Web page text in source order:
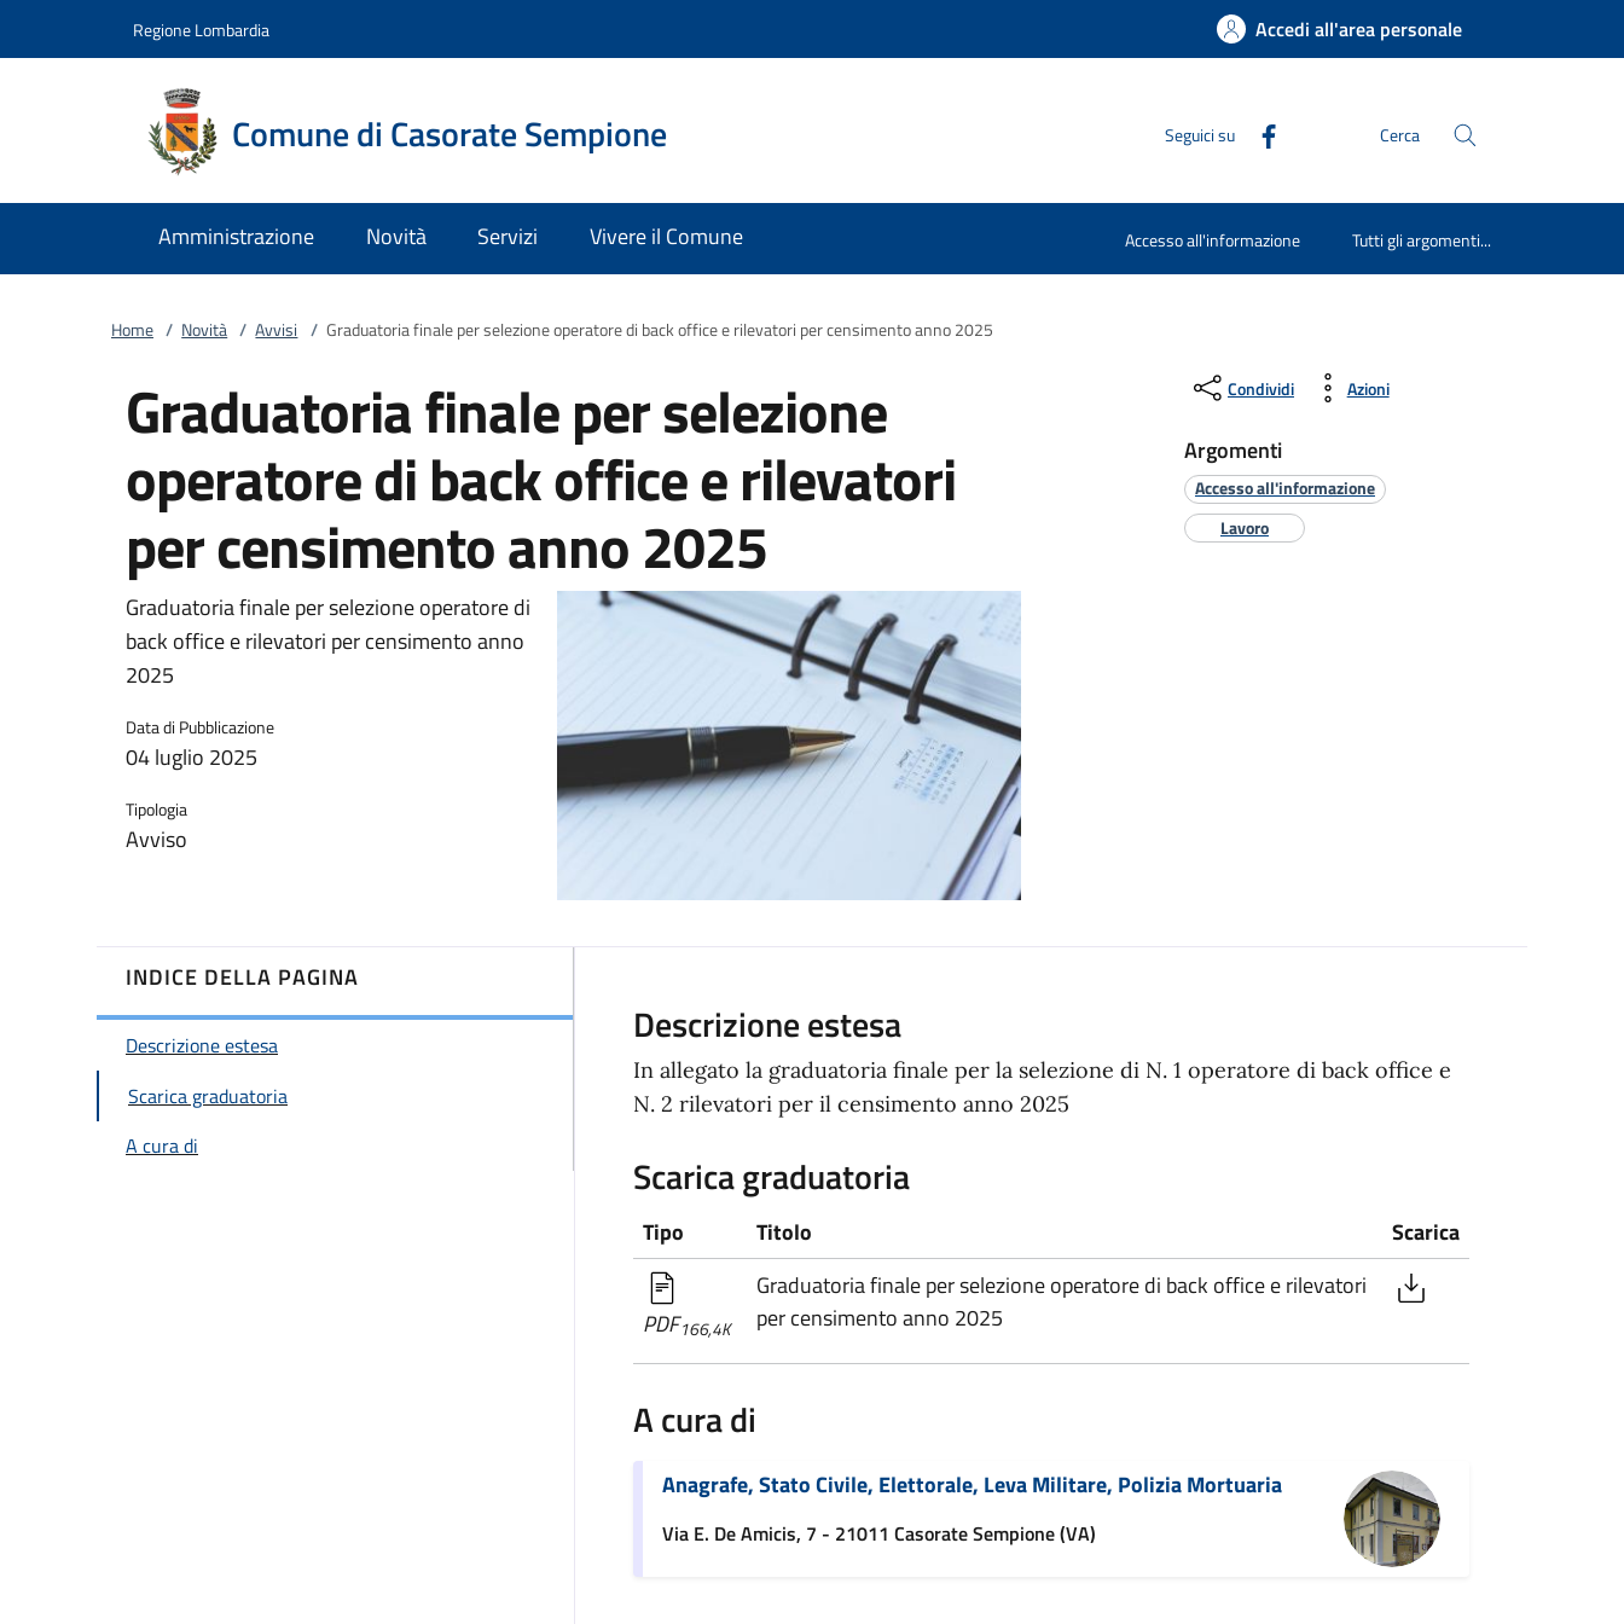
Regione Lombardia Accedi all'area personale
Comune di Casorate Sempione Seguici su Cerca
Amministrazione Novità Servizi Vivere il Comune Accesso all'informazione Tutti gli argomenti...
Home / Novità / Avvisi / Graduatoria finale per selezione operatore di back office e rilevatori per censimento anno 2025
Graduatoria finale per selezione
operatore di back office e rilevatori
per censimento anno 2025
Graduatoria finale per selezione operatore di
back office e rilevatori per censimento anno
2025
Data di Pubblicazione
04 luglio 2025
Tipologia
Avviso
Condividi Azioni
Argomenti
Accesso all'informazione
Lavoro
INDICE DELLA PAGINA
Descrizione estesa
Scarica graduatoria
A cura di
Descrizione estesa
In allegato la graduatoria finale per la selezione di N. 1 operatore di back office e
N. 2 rilevatori per il censimento anno 2025
Scarica graduatoria
Tipo Titolo Scarica
PDF166,4K
Graduatoria finale per selezione operatore di back office e rilevatori
per censimento anno 2025
A cura di
Anagrafe, Stato Civile, Elettorale, Leva Militare, Polizia Mortuaria
Via E. De Amicis, 7 - 21011 Casorate Sempione (VA)